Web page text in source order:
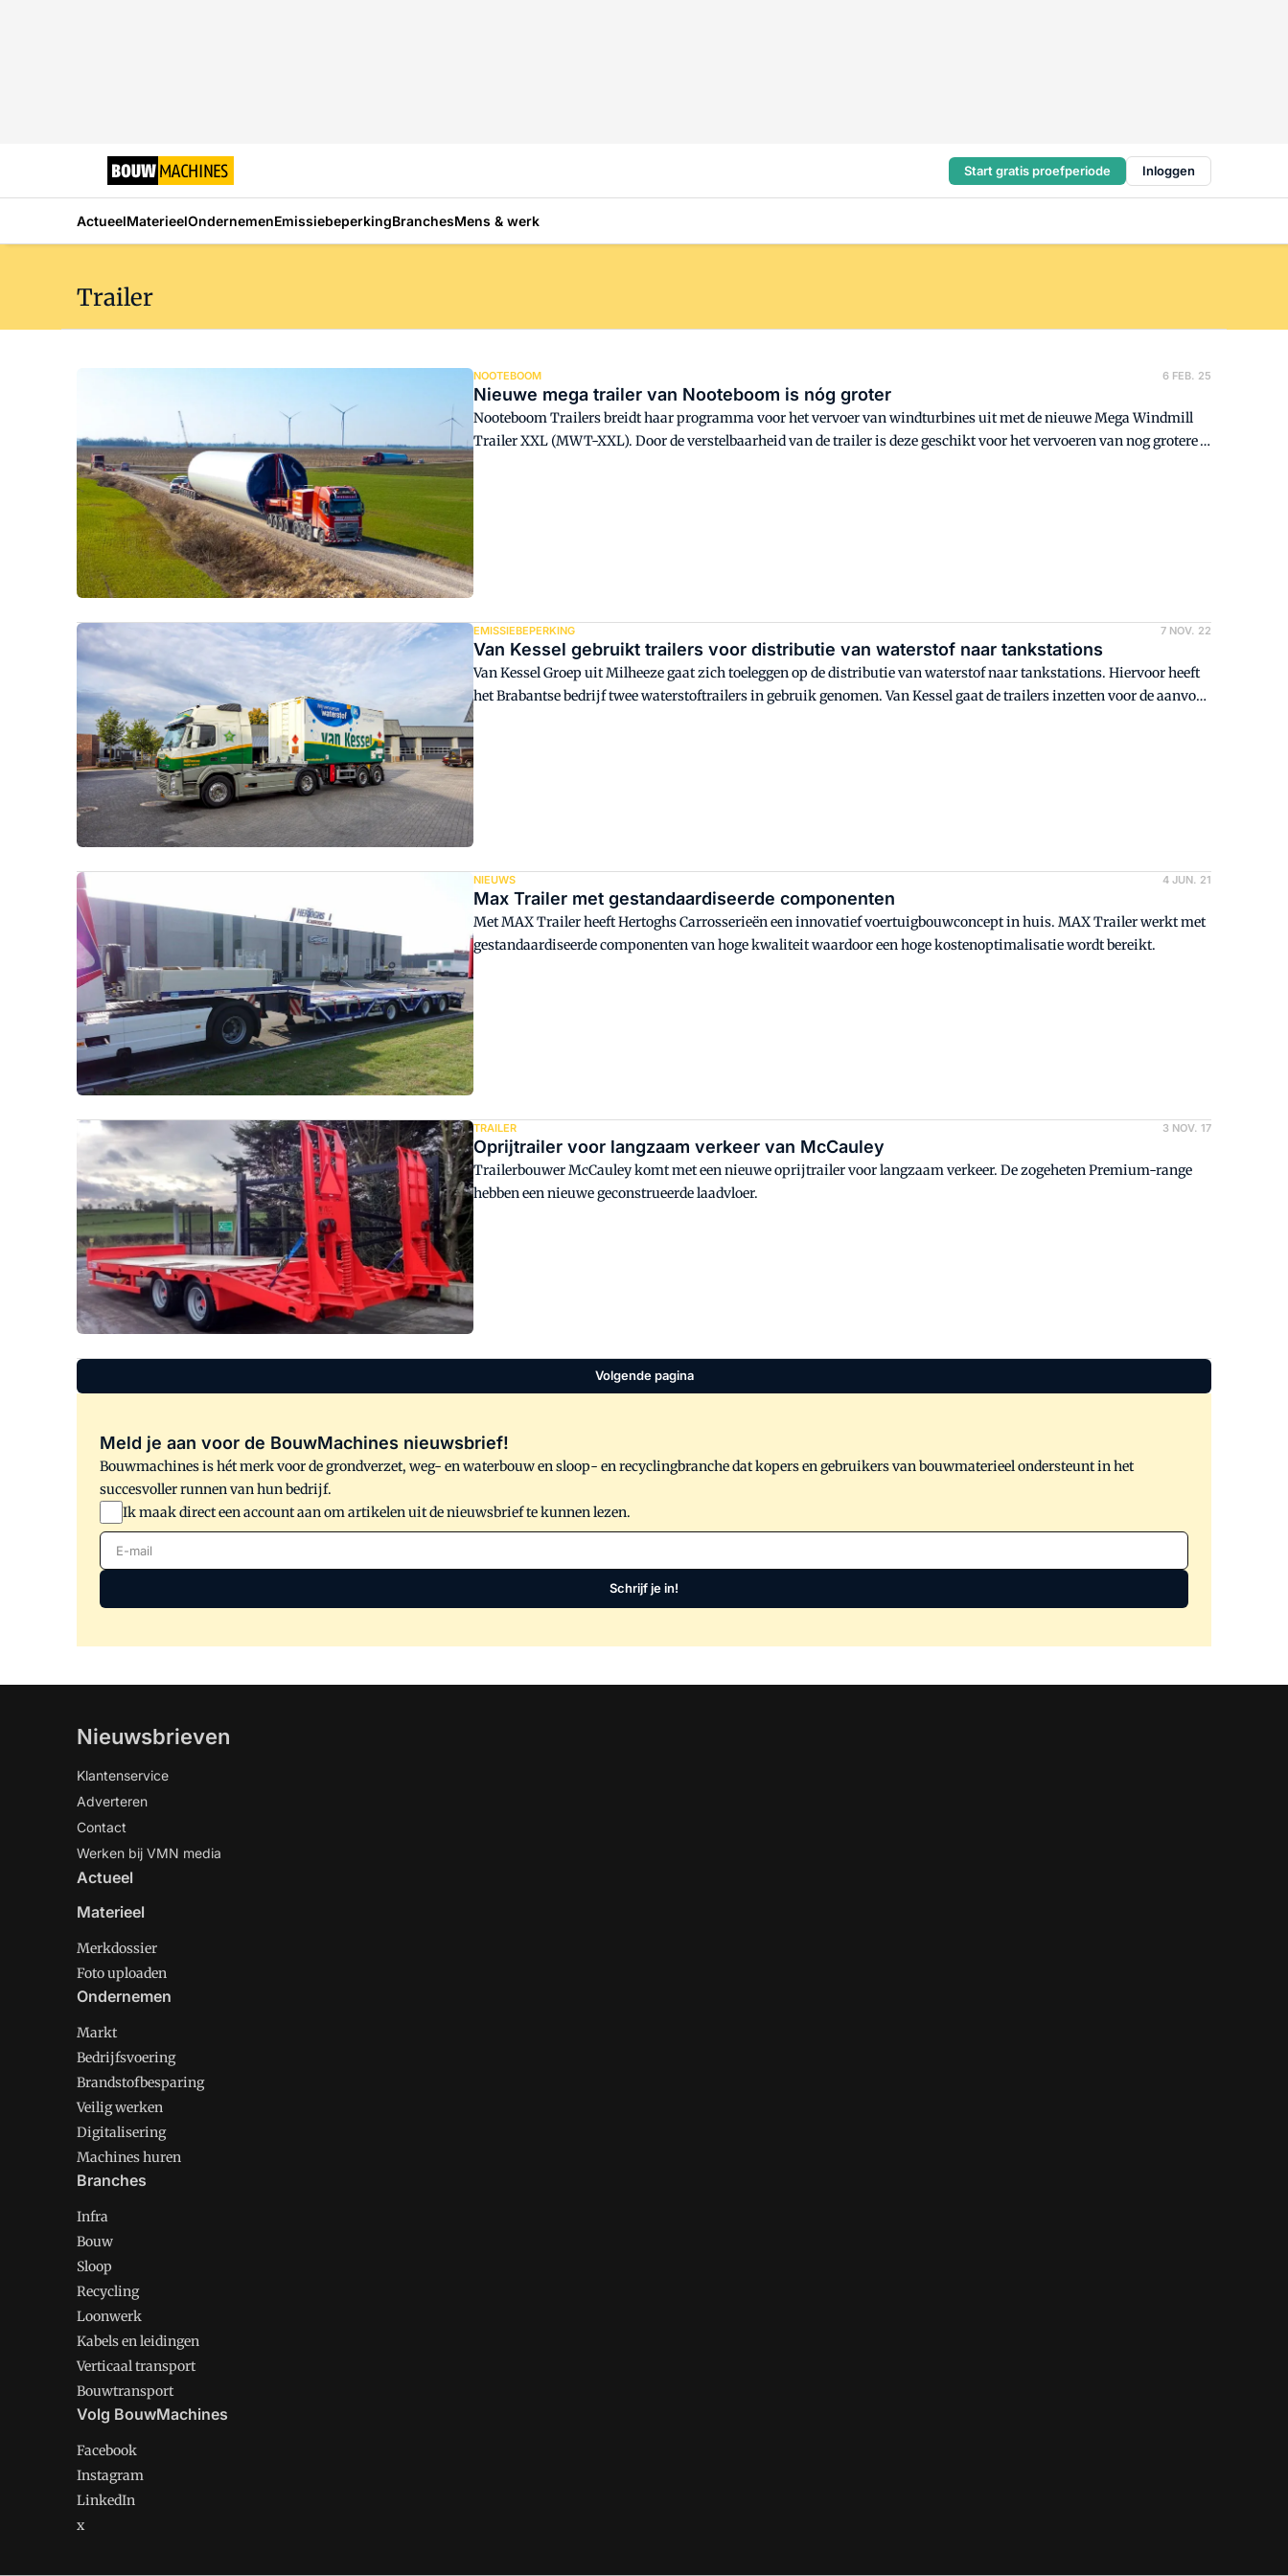
Start gratis proefperiode Inloggen
ActueelMaterieelOndernemenEmissiebeperkingBranchesMens & werk
Trailer
NOOTEBOOM 6 FEB. 25
Nieuwe mega trailer van Nooteboom is nóg groter
Nooteboom Trailers breidt haar programma voor het vervoer van windturbines uit met de nieuwe Mega Windmill
Trailer XXL (MWT-XXL). Door de verstelbaarheid van de trailer is deze geschikt voor het vervoeren van nog grotere
EMISSIEBEPERKING 7 NOV. 22
Van Kessel gebruikt trailers voor distributie van waterstof naar tankstations
Van Kessel Groep uit Milheeze gaat zich toeleggen op de distributie van waterstof naar tankstations. Hiervoor heeft
het Brabantse bedrijf twee waterstoftrailers in gebruik genomen. Van Kessel gaat de trailers inzetten voor de aanvoer
NIEUWS 4 JUN. 21
Max Trailer met gestandaardiseerde componenten
Met MAX Trailer heeft Hertoghs Carrosserieën een innovatief voertuigbouwconcept in huis. MAX Trailer werkt met
gestandaardiseerde componenten van hoge kwaliteit waardoor een hoge kostenoptimalisatie wordt bereikt.
TRAILER 3 NOV. 17
Oprijtrailer voor langzaam verkeer van McCauley
Trailerbouwer McCauley komt met een nieuwe oprijtrailer voor langzaam verkeer. De zogeheten Premium-range
hebben een nieuwe geconstrueerde laadvloer.
Volgende pagina
Meld je aan voor de BouwMachines nieuwsbrief!
Bouwmachines is hét merk voor de grondverzet, weg- en waterbouw en sloop- en recyclingbranche dat kopers en gebruikers van bouwmaterieel ondersteunt in het
succesvoller runnen van hun bedrijf.
Ik maak direct een account aan om artikelen uit de nieuwsbrief te kunnen lezen.
E-mail
Schrijf je in!
Nieuwsbrieven
Klantenservice
Adverteren
Contact
Werken bij VMN media
Actueel
Materieel
Merkdossier
Foto uploaden
Ondernemen
Markt
Bedrijfsvoering
Brandstofbesparing
Veilig werken
Digitalisering
Machines huren
Branches
Infra
Bouw
Sloop
Recycling
Loonwerk
Kabels en leidingen
Verticaal transport
Bouwtransport
Volg BouwMachines
Facebook
Instagram
LinkedIn
x